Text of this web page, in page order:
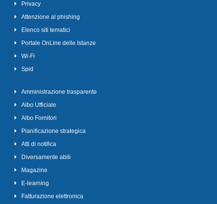
Privacy
Attenzione al phishing
Elenco siti tematici
Portale OnLine delle Istanze
Wi-Fi
Spid
Amministrazione trasparente
Albo Ufficiale
Albo Fornitori
Pianificazione strategica
Atti di notifica
Diversamente abili
Magazine
E-learning
Fatturazione elettronica